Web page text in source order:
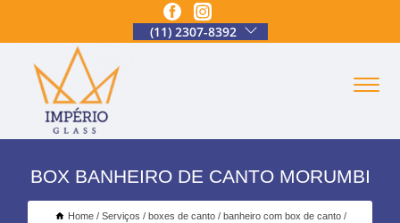
(11) 2307-8392
BOX BANHEIRO DE CANTO MORUMBI
Home Serviços boxes de canto
banheiro com box de canto